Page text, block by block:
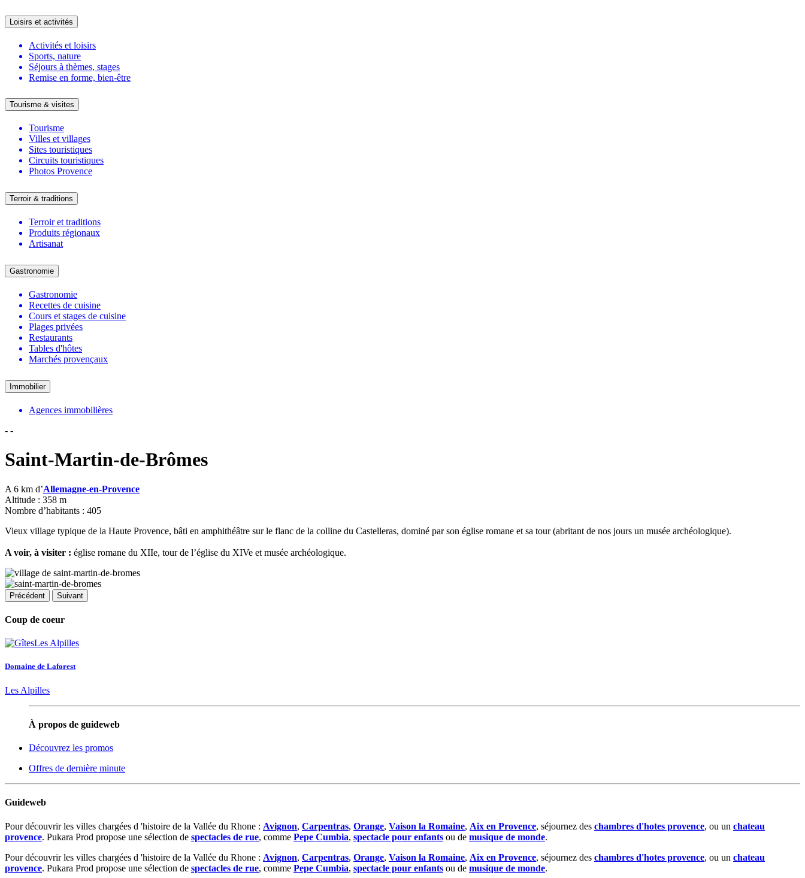
Loisirs et activités
Activités et loisirs
Sports, nature
Séjours à thèmes, stages
Remise en forme, bien-être
Tourisme & visites
Tourisme
Villes et villages
Sites touristiques
Circuits touristiques
Photos Provence
Terroir & traditions
Terroir et traditions
Produits régionaux
Artisanat
Gastronomie
Gastronomie
Recettes de cuisine
Cours et stages de cuisine
Plages privées
Restaurants
Tables d'hôtes
Marchés provençaux
Immobilier
Agences immobilières
- -
Saint-Martin-de-Brômes
A 6 km d’Allemagne-en-Provence
Altitude : 358 m
Nombre d’habitants : 405
Vieux village typique de la Haute Provence, bâti en amphithéâtre sur le flanc de la colline du Castelleras, dominé par son église romane et sa tour (abritant de nos jours un musée archéologique).
A voir, à visiter : église romane du XIIe, tour de l’église du XIVe et musée archéologique.
Précédent Suivant
Coup de coeur
Domaine de Laforest
Les Alpilles
À propos de guideweb
Découvrez les promos
Offres de dernière minute
Guideweb
Pour découvrir les villes chargées d 'histoire de la Vallée du Rhone : Avignon, Carpentras, Orange, Vaison la Romaine, Aix en Provence, séjournez des chambres d'hotes provence, ou un chateau
provence. Pukara Prod propose une sélection de spectacles de rue, comme Pepe Cumbia, spectacle pour enfants ou de musique de monde.
Pour découvrir les villes chargées d 'histoire de la Vallée du Rhone : Avignon, Carpentras, Orange, Vaison la Romaine, Aix en Provence, séjournez des chambres d'hotes provence, ou un chateau
provence. Pukara Prod propose une sélection de spectacles de rue, comme Pepe Cumbia, spectacle pour enfants ou de musique de monde.